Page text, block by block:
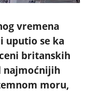
vremena
uputio se ka
britanskih
najmoćnijih
moru,